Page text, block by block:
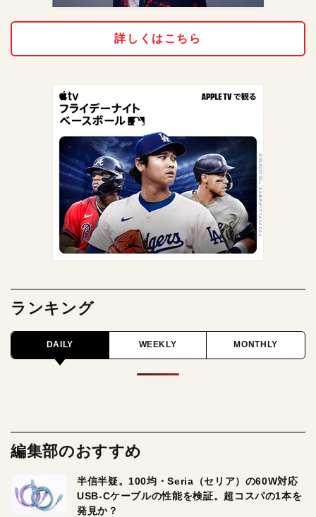
詳しくはこちら
ランキング
DAILY WEEKLY MONTHLY
編集部のおすすめ
半信半疑。100均・Seria（セリア）の60W対応
USB-Cケーブルの性能を検証。超コスパの1本を
発見か？